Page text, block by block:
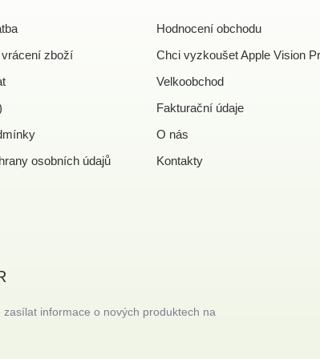
zboží
osobních údajů
Hodnocení obchodu
Chci vyzkoušet Apple Vision
Velkoobchod
Fakturační údaje
O nás
Kontakty
informace o nových produktech na